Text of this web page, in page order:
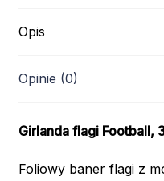
Opis
Opinie (0)
Girlanda flagi Football,
Foliowy baner flagi z